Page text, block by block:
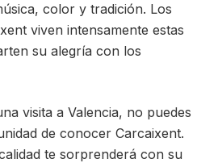
color y tradición. Los
viven intensamente estas
su alegría con los
visita a Valencia, no puedes
de conocer Carcaixent.
te sorprenderá con su